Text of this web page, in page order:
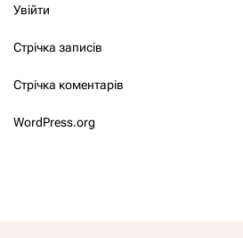
Увійти
Стрічка записів
Стрічка коментарів
WordPress.org